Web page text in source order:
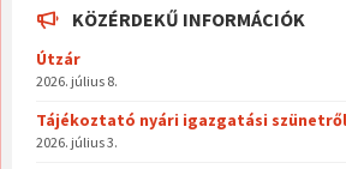
KÖZÉRDEKŰ INFORMÁCIÓK
Útzár
2026. július 8.
Tájékoztató nyári igazgatási szünetről
2026. július 3.